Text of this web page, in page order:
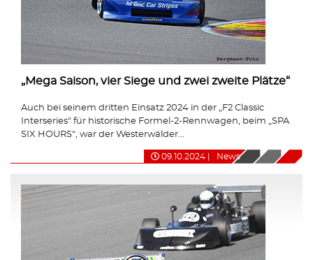
„Mega Saison, vier Siege und zwei zweite Plätze“
Auch bei seinem dritten Einsatz 2024 in der „F2 Classic
Interseries“ für historische Formel-2-Rennwagen, beim „SPA
SIX HOURS“, war der Westerwälder...
09.10.2024 News